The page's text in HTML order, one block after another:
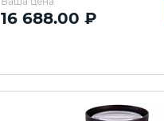
16 688.00 ₽